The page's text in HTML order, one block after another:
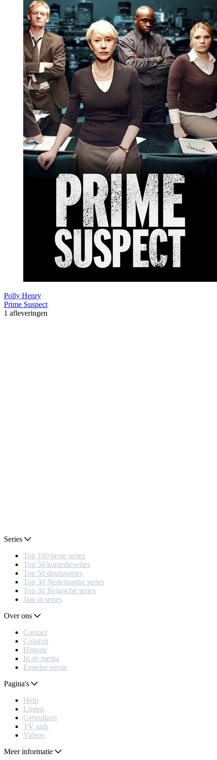
Polly Henry
Prime Suspect
1 afleveringen
Series
Top 100 beste series
Top 50 komedieseries
Top 50 dramaseries
Top 30 Nederlandse series
Top 30 Belgische series
Jaar in series
Over ons
Contact
Colofon
Historie
In de media
Engelse versie
Pagina's
Help
Lijsten
Gebruikers
TV gids
Videos
Meer informatie